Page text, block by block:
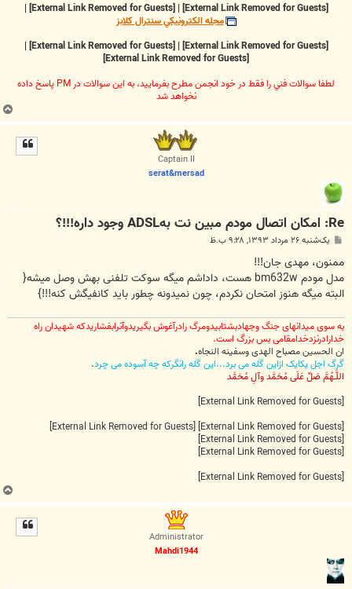
[External Link Removed for Guests]
|
[External Link Removed for Guests]
|
مجله الکترونيکي سنترال کلابز
[External Link Removed for Guests]
|
[External Link Removed for Guests]
|
[External Link Removed for Guests]
لطفا سوالات فني را فقط در خود انجمن مطرح بفرماييد، به اين سوالات در PM پاسخ داده
نخواهد شد
Captain II
serat&mersad
Re: امکان اتصال مودم مبین نت بهADSL وجود داره!!!؟
ت
یک‌شنبه ۲۶ مرداد ۱۳۹۳, ۹:۲۸ ب.ظ
ممنون، مهدی جان!!!
مدل مودم bm632w هست، داداشم میگه سوکت تلفنی بهش وصل میشه{
البته میگه هنوز امتحان نکردم، چون نمیدونه چطور باید کانفیگش کنه!!!}
به سوی میدانهای جنگ وجهادبشتابیدومرگ رادرآغوش بگیریدوآنرابفشاریدکه شهیدان راه
خدارادرنزدخدامقامی بس بزرگ است.
ان الحسین مصباح الهدی وسفینه النجاه.
گرگ اجل یکایک ازاین گله می برد...این گله رانگرکه چه آسوده می چرد.
اللَّـهُمَّ صَلِّ عَلَى مُحَمَّد وآلِ مُحَمَّد
[External Link Removed for Guests]
[External Link Removed for Guests]
[External Link Removed for Guests]
[External Link Removed for Guests]
[External Link Removed for Guests]
[External Link Removed for Guests]
Administrator
Mahdi1944